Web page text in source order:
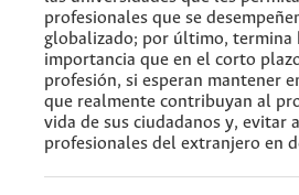
profesionales que se
globalizado; por último, termina
importancia que en el corto
profesión, si esperan mantener
que realmente contribuyan al
vida de sus ciudadanos y, evitar
profesionales del extranjero en